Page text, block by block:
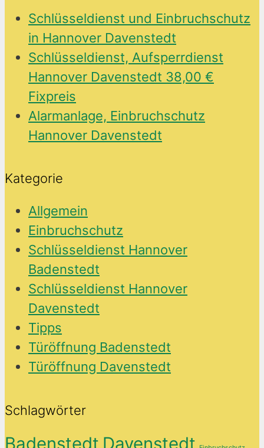
Schlüsseldienst und Einbruchschutz
in Hannover Davenstedt
Schlüsseldienst, Aufsperrdienst
Hannover Davenstedt 38,00 €
Fixpreis
Alarmanlage, Einbruchschutz
Hannover Davenstedt
Kategorie
Allgemein
Einbruchschutz
Schlüsseldienst Hannover
Badenstedt
Schlüsseldienst Hannover
Davenstedt
Tipps
Türöffnung Badenstedt
Türöffnung Davenstedt
Schlagwörter
Badenstedt Davenstedt